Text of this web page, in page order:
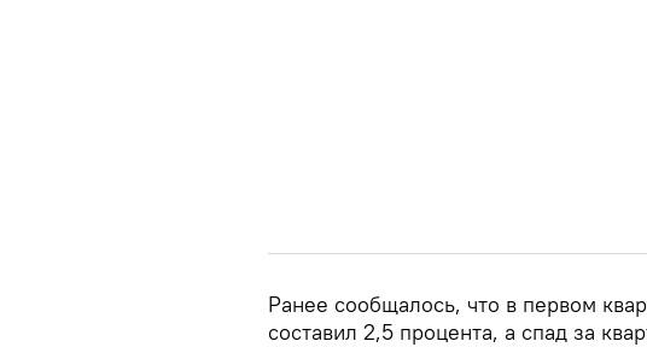
Ранее сообщалось, что в первом
составил 2,5 процента, а спад за